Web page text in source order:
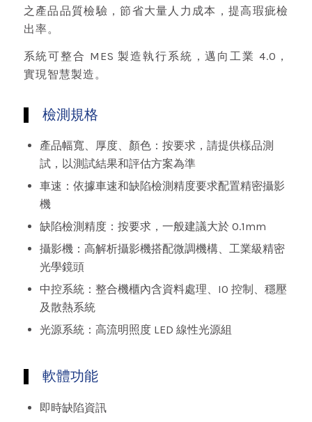
之產品品質檢驗，節省大量人力成本，提高瑕疵檢
出率。
系統可整合 MES 製造執行系統，邁向工業 4.0，
實現智慧製造。
檢測規格
產品幅寬、厚度、顏色：按要求，請提供樣品測
試，以測試結果和評估方案為準
車速：依據車速和缺陷檢測精度要求配置精密攝影
機
缺陷檢測精度：按要求，一般建議大於 0.1mm
攝影機：高解析攝影機搭配微調機構、工業級精密
光學鏡頭
中控系統：整合機櫃內含資料處理、IO 控制、穩壓
及散熱系統
光源系統：高流明照度 LED 線性光源組
軟體功能
即時缺陷資訊